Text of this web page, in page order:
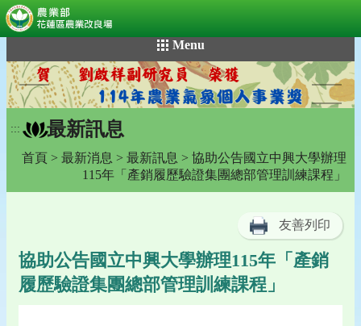
到
主
要
內
容
Menu
::: 最新訊息
首頁 > 最新消息 > 最新訊息 > 協助公告國立中興大學辦理
115年「產銷履歷驗證集團總部管理訓練課程」
友善列印
協助公告國立中興大學辦理115年「產銷
履歷驗證集團總部管理訓練課程」